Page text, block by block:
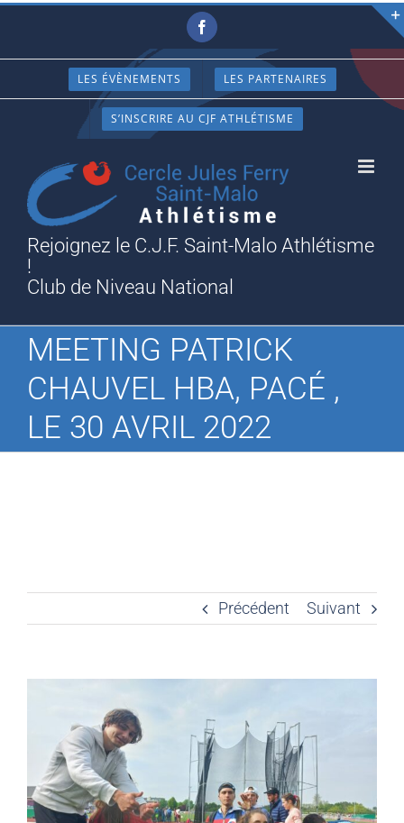
Passer
contenu
Facebook
LES ÉVÈNEMENTS LES PARTENAIRES
S’INSCRIRE AU CJF ATHLÉTISME
Rejoignez le C.J.F. Saint-Malo Athlétisme
!
Club de Niveau National
MEETING PATRICK
CHAUVEL HBA, PACÉ ,
LE 30 AVRIL 2022
Précédent Suivant